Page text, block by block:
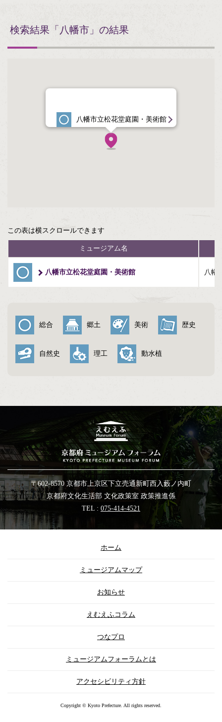
長岡京市（1）
精華町（1）
伊根町（1）
検索結果 「八幡市」の結果
八幡市立松花堂庭園・美術館
この表は横スクロールできます
ミュージアム名
八幡市立松花堂庭園・美術館 八幡
総合 郷土 美術 歴史
自然史 理工 動水植
〒602-8570 京都市上京区下立売通新町西入藪ノ内町
京都府文化生活部 文化政策室 政策推進係
TEL : 075-414-4521
ホーム
ミュージアムマップ
お知らせ
えむえふコラム
つなプロ
ミュージアムフォーラムとは
アクセシビリティ方針
Copyright © Kyoto Prefecture. All rights reserved.